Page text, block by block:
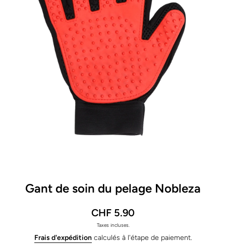
Gant de soin du pelage Nobleza
CHF 5.90
Taxes incluses.
Frais d'expéditioncalculés à l'étape de paiement.